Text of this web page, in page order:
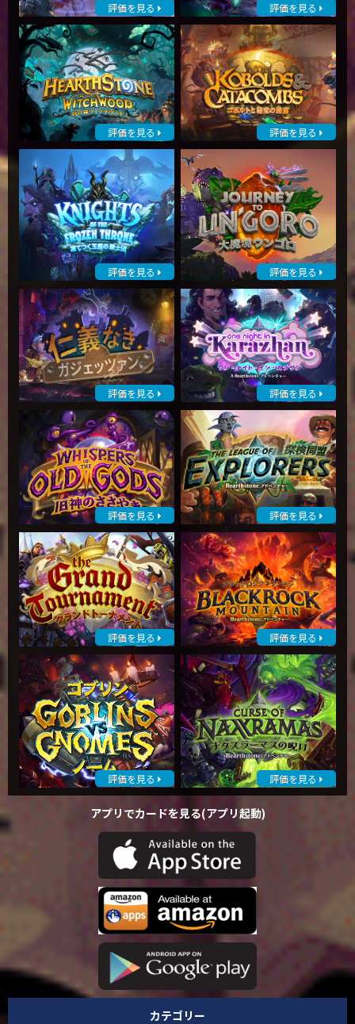
評価を見る 評価を見る
評価を見る 評価を見る
評価を見る 評価を見る
評価を見る 評価を見る
評価を見る 評価を見る
評価を見る 評価を見る
評価を見る 評価を見る
アプリでカードを見る(アプリ起動)
カテゴリー